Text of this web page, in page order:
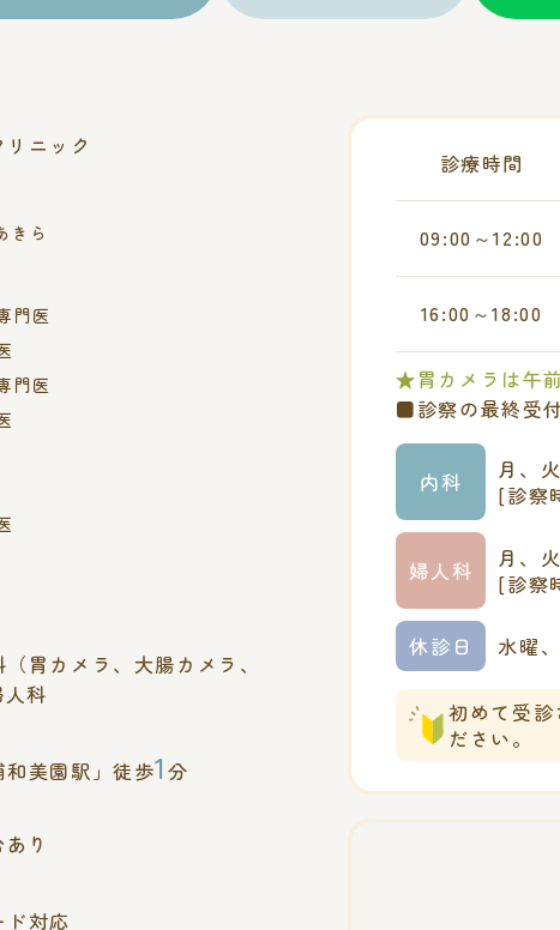
ニック
きら
門医
門医
胃カメラ、大腸カメラ、
科
美園駅」徒歩1 分
り
対応
★胃カメラは午
■診察の最終受
内科
月、
[診察
婦人科
月、
[診察
休診日 水曜
診療時間
09:00～12:00
16:00～18:00
初めて受
ださい。